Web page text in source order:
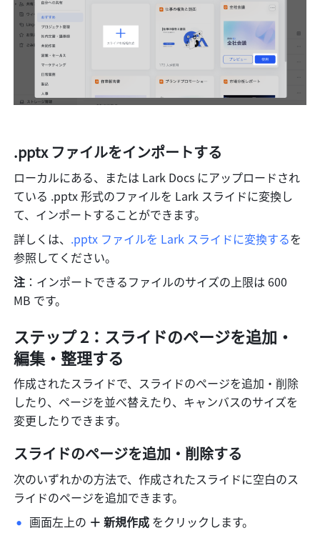
.pptx ファイルをインポートする
ローカルにある、または Lark Docs にアップロードされ
ている .pptx 形式のファイルを Lark スライドに変換し
て、インポートすることができます。
詳しくは、 .pptx ファイルを Lark スライドに変換するを
参照してください。
注 ：インポートできるファイルのサイズの上限は 600
MB です。
ステップ 2：スライドのページを追加・
編集・整理する
作成されたスライドで、スライドのページを追加・削除
したり、ページを並べ替えたり、キャンバスのサイズを
変更したりできます。
スライドのページを追加・削除する
次のいずれかの方法で、作成されたスライドに空白のス
ライドのページを追加できます。
画面左上の ＋ 新規作成 をクリックします。